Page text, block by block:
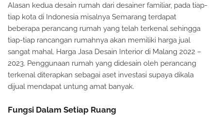
Alasan kedua desain rumah dari desainer familiar, pada tiap-
tiap kota di Indonesia misalnya Semarang terdapat
beberapa perancang rumah yang telah terkenal sehingga
tiap-tiap rancangan rumahnya akan memiliki harga jual
sangat mahal. Harga Jasa Desain Interior di Malang 2022 –
2023. Penggunaan rumah yang didesain oleh perancang
terkenal diterapkan sebagai aset investasi supaya dikala
dijual mendapat untung amat banyak.
Fungsi Dalam Setiap Ruang